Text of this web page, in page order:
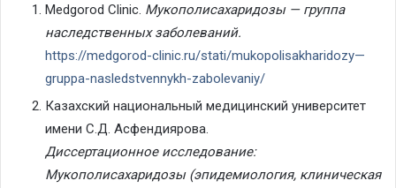
Medgorod Clinic. Мукополисахаридозы — группа
наследственных заболеваний.
https://medgorod-clinic.ru/stati/mukopolisakharidozy—
gruppa-nasledstvennykh-zabolevaniy/
Казахский национальный медицинский университет
имени С.Д. Асфендиярова.
Диссертационное исследование:
Мукополисахаридозы (эпидемиология, клиническая